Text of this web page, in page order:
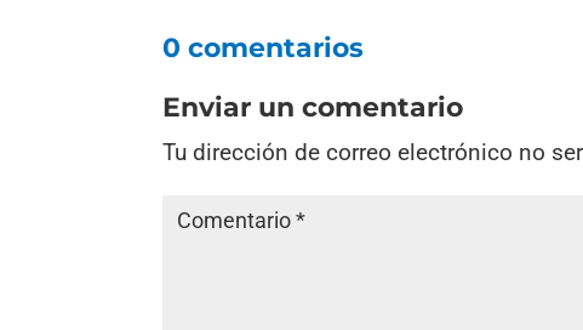
0 comentarios
Enviar un comentario
Tu dirección de correo electrónico no